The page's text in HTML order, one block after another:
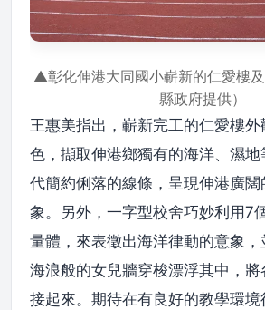
▲彰化伸港大同國小嶄新的仁愛樓
縣政府提供）
王惠美指出，嶄新完工的仁愛樓
色，擷取伸港鄉獨有的海洋、濕
代簡約俐落的線條，呈現伸港廣
象。另外，一字型校舍巧妙利用7
量體，來表徵出海洋律動的意象，
海浪般的女兒牆穿梭漂浮其中，將
接起來。期待在有良好的教學環